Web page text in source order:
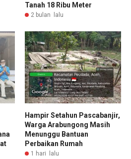
Tanah 18 Ribu Meter
2 bulan lalu
Hampir Setahun Pascabanjir,
Warga Arabungong Masih
Menunggu Bantuan
Perbaikan Rumah
1 hari lalu